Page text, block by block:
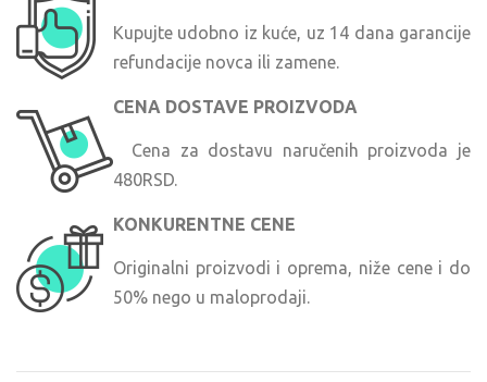
Kupujte udobno iz kuće, uz 14 dana garancije
refundacije novca ili zamene.
CENA DOSTAVE PROIZVODA
Cena za dostavu naručenih proizvoda je
480RSD.
KONKURENTNE CENE
Originalni proizvodi i oprema, niže cene i do
50% nego u maloprodaji.